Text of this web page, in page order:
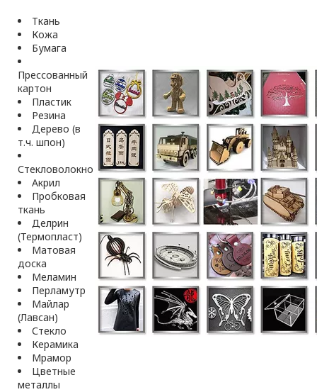
Ткань
Кожа
Бумага
Прессованный
картон
Пластик
Резина
Дерево (в
т.ч. шпон)
Стекловолокно
Акрил
Пробковая
ткань
Делрин
(Термопласт)
Матовая
доска
Меламин
Перламутр
Майлар
(Лавсан)
Стекло
Керамика
Мрамор
Цветные
металлы